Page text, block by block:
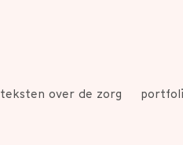
teksten over de zorg